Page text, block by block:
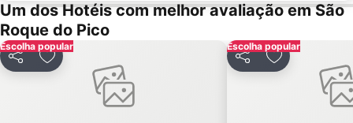
Um dos Hotéis com melhor avaliação em São
Roque do Pico
Escolha popular
PartilharAdicionar aos favoritos
Escolha popular
PartilharAdicionar